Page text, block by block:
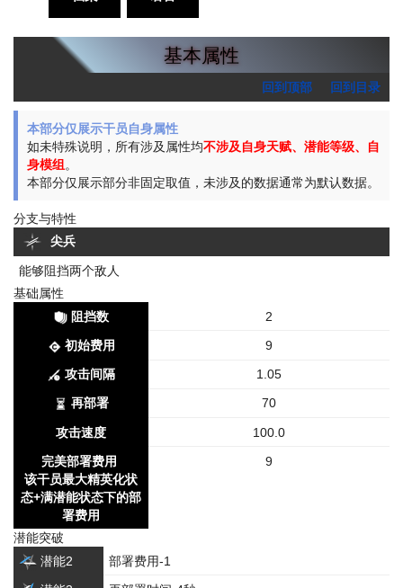
基本属性
回到顶部 回到目录
本部分仅展示干员自身属性
如未特殊说明，所有涉及属性均不涉及自身天赋、潜能等级、自
身模组。
本部分仅展示部分非固定取值，未涉及的数据通常为默认数据。
分支与特性
尖兵
能够阻挡两个敌人
基础属性
阻挡数
2
初始费用 9
攻击间隔 1.05
再部署 70
攻击速度 100.0
完美部署费用
该干员最大精英化状
态+满潜能状态下的部
署费用
9
潜能突破
潜能2
部署费用-1